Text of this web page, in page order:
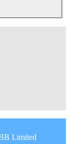
Limited